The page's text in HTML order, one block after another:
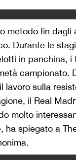
metodo fin
Durante le
in panchina,
campionato.
lavoro sulla
il Real
molto
ha spiegato a